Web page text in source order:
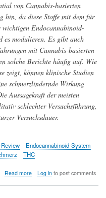
von Cannabis-basierten
hin, da diese Stoffe mit dem für
wichtigen Endocannabinoid-
es modulieren. Es gibt auch
mit Cannabis‐basierten
solche Berichte häufig auf. Wie
zeigt, können klinische Studien
schmerzlindernde Wirkung
Aussagekraft der meisten
schlechter Versuchsführung,
Versuchsdauer.
Endocannabinoid-System
THC
Read moreabout
Log into post comments